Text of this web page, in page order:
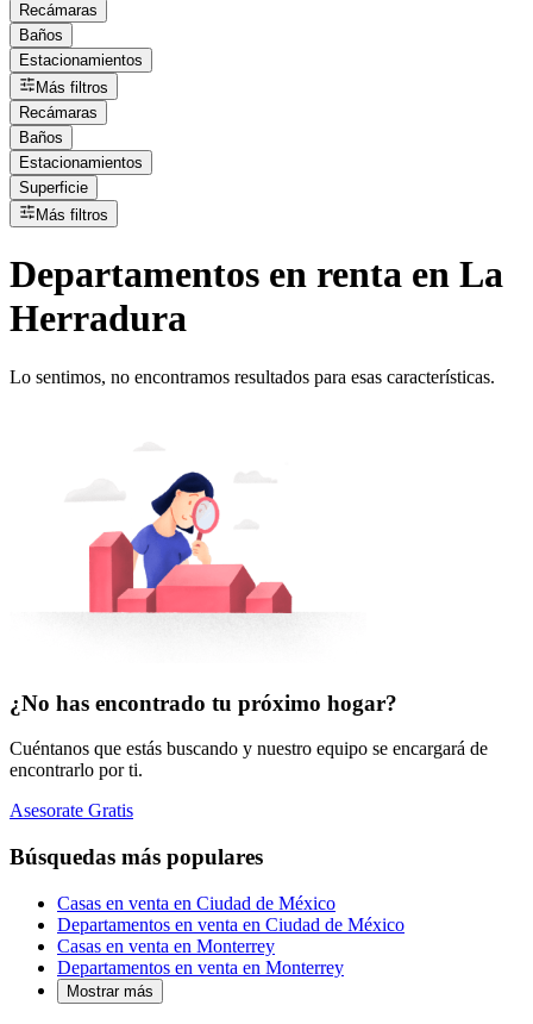
Recámaras
Baños
Estacionamientos
Más filtros
Recámaras
Baños
Estacionamientos
Superficie
Más filtros
Departamentos en renta en La
Herradura
Lo sentimos, no encontramos resultados para esas características.
¿No has encontrado tu próximo hogar?
Cuéntanos que estás buscando y nuestro equipo se encargará de
encontrarlo por ti.
Asesorate Gratis
Búsquedas más populares
Casas en venta en Ciudad de México
Departamentos en venta en Ciudad de México
Casas en venta en Monterrey
Departamentos en venta en Monterrey
Mostrar más